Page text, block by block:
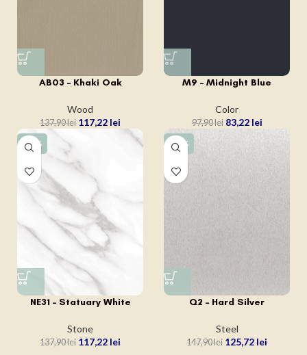
AB03 – Khaki Oak
Wood
137,90lei 117,22 lei
M9 – Midnight Blue
Color
97,90lei 83,22 lei
-15%
NE31 – Statuary White
Stone
137,90lei 117,22 lei
-15%
Q2 – Hard Silver
Steel
147,90lei 125,72 lei